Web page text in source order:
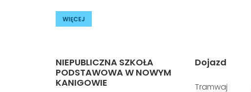
WIĘCEJ
NIEPUBLICZNA SZKOŁA
PODSTAWOWA W NOWYM
KANIGOWIE
Dojazd
Tramwaj